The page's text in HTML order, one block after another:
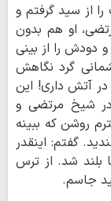
از سید گرفتم و
او هم بدون
دودش را از بینی
گرد نگاهش
آتش داری! این
شیخ مرتضی و
روشن که ببینه
گفتم: اینقدر
شد. از ترس
جاسم.